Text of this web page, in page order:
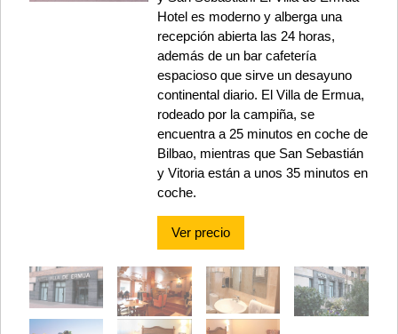
Hotel es moderno y alberga una
recepción abierta las 24 horas,
además de un bar cafetería
espacioso que sirve un desayuno
continental diario. El Villa de Ermua,
rodeado por la campiña, se
encuentra a 25 minutos en coche de
Bilbao, mientras que San Sebastián
y Vitoria están a unos 35 minutos en
coche.
Ver precio